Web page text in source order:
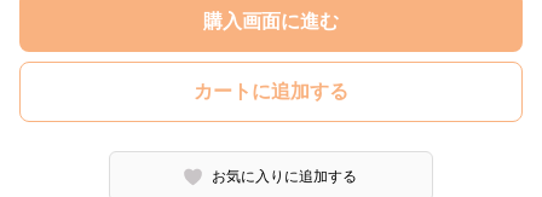
購入画面に進む
カートに追加する
お気に入りに追加する